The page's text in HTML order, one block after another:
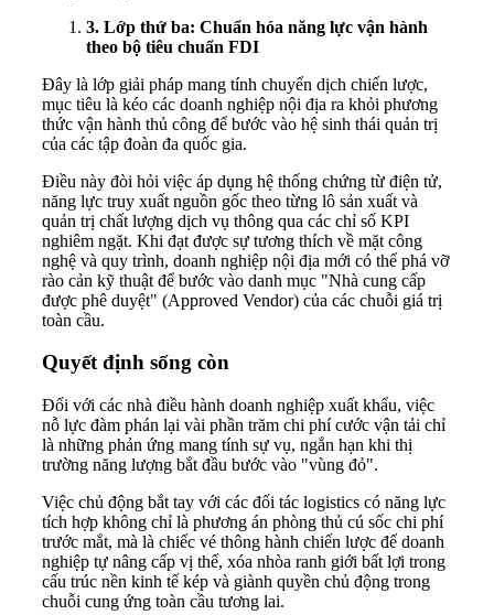
3. Lớp thứ ba: Chuẩn hóa năng lực vận hành
theo bộ tiêu chuẩn FDI
Đây là lớp giải pháp mang tính chuyển dịch chiến lược,
mục tiêu là kéo các doanh nghiệp nội địa ra khỏi phương
thức vận hành thủ công để bước vào hệ sinh thái quản trị
của các tập đoàn đa quốc gia.
Điều này đòi hỏi việc áp dụng hệ thống chứng từ điện tử,
năng lực truy xuất nguồn gốc theo từng lô sản xuất và
quản trị chất lượng dịch vụ thông qua các chỉ số KPI
nghiêm ngặt. Khi đạt được sự tương thích về mặt công
nghệ và quy trình, doanh nghiệp nội địa mới có thể phá vỡ
rào cản kỹ thuật để bước vào danh mục "Nhà cung cấp
được phê duyệt" (Approved Vendor) của các chuỗi giá trị
toàn cầu.
Quyết định sống còn
Đối với các nhà điều hành doanh nghiệp xuất khẩu, việc
nỗ lực đàm phán lại vài phần trăm chi phí cước vận tải chỉ
là những phản ứng mang tính sự vụ, ngắn hạn khi thị
trường năng lượng bắt đầu bước vào "vùng đỏ".
Việc chủ động bắt tay với các đối tác logistics có năng lực
tích hợp không chỉ là phương án phòng thủ cú sốc chi phí
trước mắt, mà là chiếc vé thông hành chiến lược để doanh
nghiệp tự nâng cấp vị thế, xóa nhòa ranh giới bất lợi trong
cấu trúc nền kinh tế kép và giành quyền chủ động trong
chuỗi cung ứng toàn cầu tương lai.